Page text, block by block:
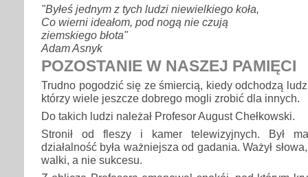
"Byłeś jednym z tych ludzi niewielkiego koła,
Co wierni ideałom, pod nogą nie czują
ziemskiego błota"
Adam Asnyk
POZOSTANIE W NASZEJ PAMIĘCI
Trudno pogodzić się ze śmiercią, kiedy odchodzą
którzy wiele jeszcze dobrego mogli zrobić dla innych.
Do takich ludzi należał Profesor August Chełkowski.
Stronił od fleszy i kamer telewizyjnych. Był
działalność była ważniejsza od gadania. Ważył
walki, a nie sukcesu.